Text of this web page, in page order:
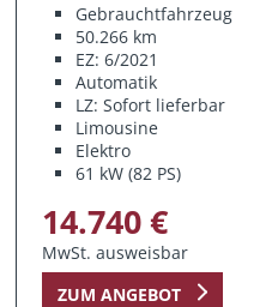
Gebrauchtfahrzeug
50.266 km
EZ: 6/2021
Automatik
LZ: Sofort lieferbar
Limousine
Elektro
61 kW (82 PS)
14.740 €
MwSt. ausweisbar
ZUM ANGEBOT